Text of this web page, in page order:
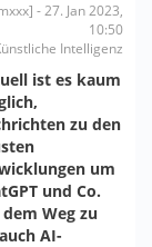
- 27. Jan 2023,
10:50
Intelligenz
ist es kaum
zu den
um
und Co.
Weg zu
AI-